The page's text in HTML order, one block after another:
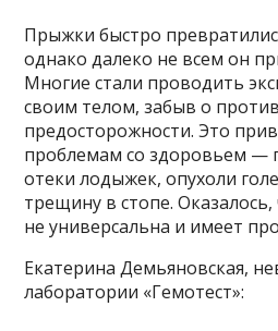
Прыжки быстро
однако далеко не всем он
Многие стали проводить
своим телом, забыв о
предосторожности. Это
проблемам со здоровьем —
отеки лодыжек, опухоли
трещину в стопе.
не универсальна и имеет
Екатерина Демьяновская,
лаборатории «Гемотест»: